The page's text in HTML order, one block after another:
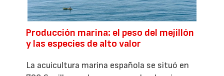
Producción marina: el peso del mejillón
y las especies de alto valor
La acuicultura marina española se situó en